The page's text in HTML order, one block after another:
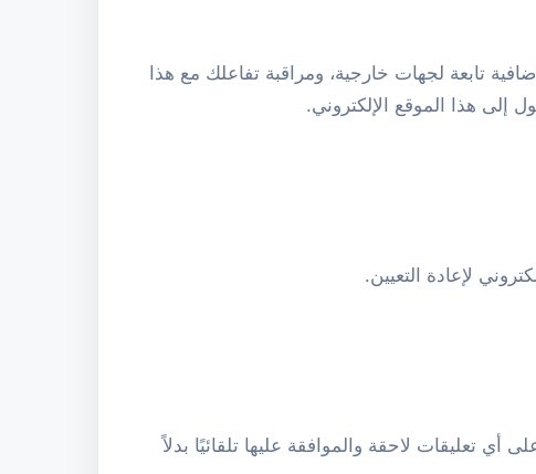
تابعة لجهات خارجية، ومراقبة تفاعلك مع هذا
هذا الموقع الإلكتروني.
تعليقات لاحقة والموافقة عليها تلقائيًا بدلاً